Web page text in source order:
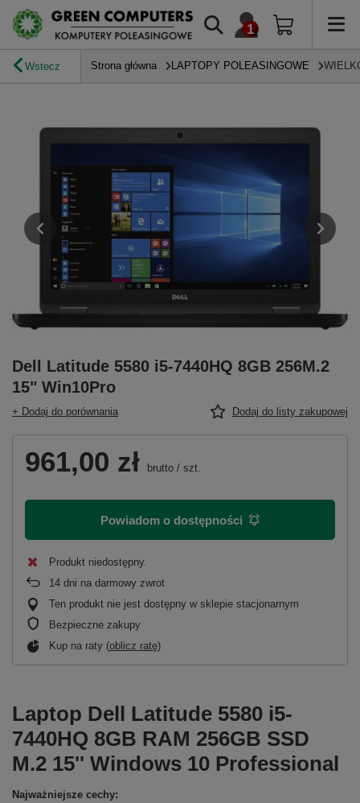
Wstecz Strona główna LAPTOPY POLEASINGOWE
Dell Latitude 5580 i5-7440HQ 8GB 256M.2
15" Win10Pro
+ Dodaj do porównania Dodaj do listy zakupowej
961,00 zł brutto / szt.
Powiadom o dostępności
Produkt niedostępny
14 dni na darmowy zwrot
Ten produkt nie jest dostępny w sklepie stacjonarnym
Bezpieczne zakupy
Kup na raty (oblicz ratę)
Laptop Dell Latitude 5580 i5-
7440HQ 8GB RAM 256GB SSD
M.2 15'' Windows 10 Professional
Najważniejsze cechy: